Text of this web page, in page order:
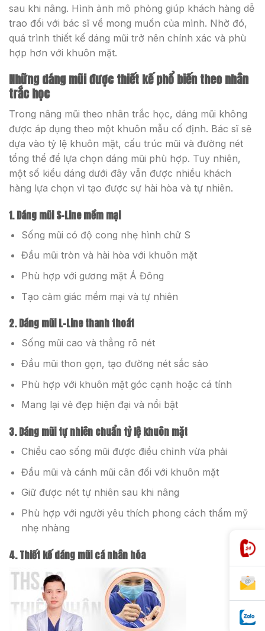
sau khi nâng. Hình ảnh mô phỏng giúp khách hàng dễ
trao đổi với bác sĩ về mong muốn của mình. Nhờ đó,
quá trình thiết kế dáng mũi trở nên chính xác và phù
hợp hơn với khuôn mặt.
Những dáng mũi được thiết kế phổ biến theo nhân
trắc học
Trong nâng mũi theo nhân trắc học, dáng mũi không
được áp dụng theo một khuôn mẫu cố định. Bác sĩ sẽ
dựa vào tỷ lệ khuôn mặt, cấu trúc mũi và đường nét
tổng thể để lựa chọn dáng mũi phù hợp. Tuy nhiên,
một số kiểu dáng dưới đây vẫn được nhiều khách
hàng lựa chọn vì tạo được sự hài hòa và tự nhiên.
1. Dáng mũi S-Line mềm mại
Sống mũi có độ cong nhẹ hình chữ S
Đầu mũi tròn và hài hòa với khuôn mặt
Phù hợp với gương mặt Á Đông
Tạo cảm giác mềm mại và tự nhiên
2. Dáng mũi L-Line thanh thoát
Sống mũi cao và thẳng rõ nét
Đầu mũi thon gọn, tạo đường nét sắc sảo
Phù hợp với khuôn mặt góc cạnh hoặc cá tính
Mang lại vẻ đẹp hiện đại và nổi bật
3. Dáng mũi tự nhiên chuẩn tỷ lệ khuôn mặt
Chiều cao sống mũi được điều chỉnh vừa phải
Đầu mũi và cánh mũi cân đối với khuôn mặt
Giữ được nét tự nhiên sau khi nâng
Phù hợp với người yêu thích phong cách thẩm mỹ
nhẹ nhàng
4. Thiết kế dáng mũi cá nhân hóa